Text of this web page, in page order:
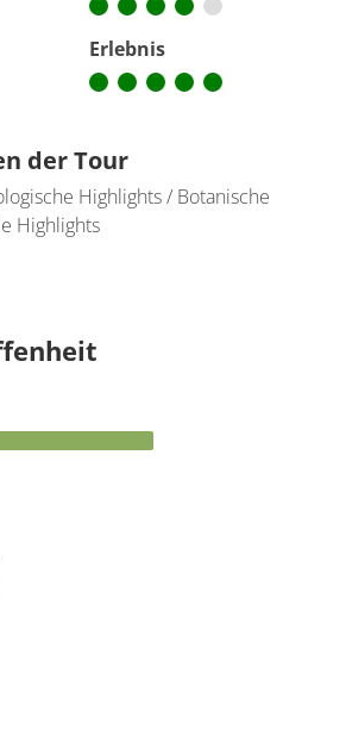
Erlebnis
der Tour
Highlights / Botanische
Highlights